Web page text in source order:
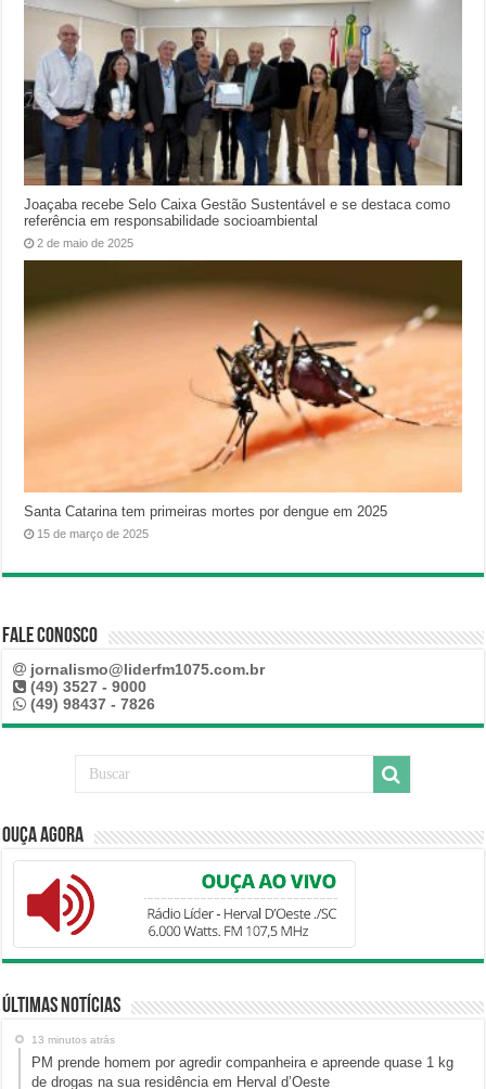
Joaçaba recebe Selo Caixa Gestão Sustentável e se destaca como
referência em responsabilidade socioambiental
2 de maio de 2025
Santa Catarina tem primeiras mortes por dengue em 2025
15 de março de 2025
Fale Conosco
jornalismo@liderfm1075.com.br
(49) 3527 - 9000
(49) 98437 - 7826
Ouça Agora
Últimas Notícias
13 minutos atrás
PM prende homem por agredir companheira e apreende quase 1 kg
de drogas na sua residência em Herval d’Oeste